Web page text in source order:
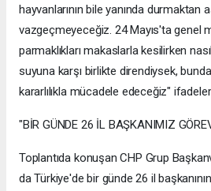
hayvanlarının bile yanında durmaktan
vazgeçmeyeceğiz. 24 Mayıs'ta genel
parmaklıkları makaslarla kesilirken
suyuna karşı birlikte direndiysek,
kararlılıkla mücadele edeceğiz"
"BİR GÜNDE 26 İL BAŞKANIMIZ
Toplantıda konuşan CHP Grup
da Türkiye'de bir günde 26 il